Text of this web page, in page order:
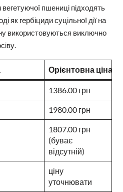
пшениці підходять
як гербіциди суцільної дії на
використовуються виключно
Орієнтовна ціна
1386.00 грн
1980.00 грн
1807.00 грн
(буває
відсутній)
ціну
уточнювати